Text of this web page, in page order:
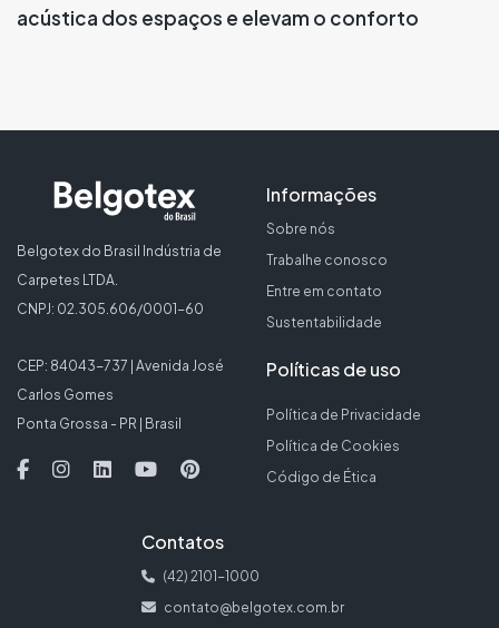
acústica dos espaços e elevam o conforto
Belgotex do Brasil Indústria de
Carpetes LTDA.
CNPJ: 02.305.606/0001-60
CEP: 84043-737 | Avenida José
Carlos Gomes
Ponta Grossa - PR | Brasil
Informações
Sobre nós
Trabalhe conosco
Entre em contato
Sustentabilidade
Políticas de uso
Política de Privacidade
Política de Cookies
Código de Ética
Contatos
(42) 2101-1000
contato@belgotex.com.br